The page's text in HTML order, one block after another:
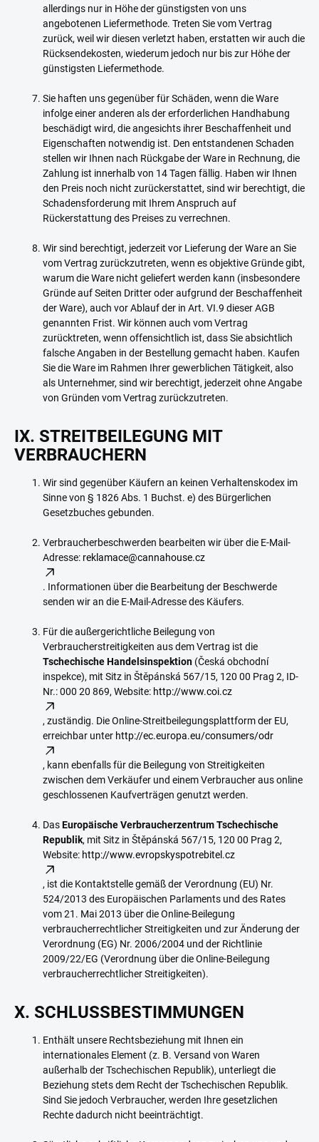
allerdings nur in Höhe der günstigsten von uns
angebotenen Liefermethode. Treten Sie vom Vertrag
zurück, weil wir diesen verletzt haben, erstatten wir auch die
Rücksendekosten, wiederum jedoch nur bis zur Höhe der
günstigsten Liefermethode.
Sie haften uns gegenüber für Schäden, wenn die Ware
infolge einer anderen als der erforderlichen Handhabung
beschädigt wird, die angesichts ihrer Beschaffenheit und
Eigenschaften notwendig ist. Den entstandenen Schaden
stellen wir Ihnen nach Rückgabe der Ware in Rechnung, die
Zahlung ist innerhalb von 14 Tagen fällig. Haben wir Ihnen
den Preis noch nicht zurückerstattet, sind wir berechtigt, die
Schadensforderung mit Ihrem Anspruch auf
Rückerstattung des Preises zu verrechnen.
Wir sind berechtigt, jederzeit vor Lieferung der Ware an Sie
vom Vertrag zurückzutreten, wenn es objektive Gründe gibt,
warum die Ware nicht geliefert werden kann (insbesondere
Gründe auf Seiten Dritter oder aufgrund der Beschaffenheit
der Ware), auch vor Ablauf der in Art. VI.9 dieser AGB
genannten Frist. Wir können auch vom Vertrag
zurücktreten, wenn offensichtlich ist, dass Sie absichtlich
falsche Angaben in der Bestellung gemacht haben. Kaufen
Sie die Ware im Rahmen Ihrer gewerblichen Tätigkeit, also
als Unternehmer, sind wir berechtigt, jederzeit ohne Angabe
von Gründen vom Vertrag zurückzutreten.
IX. STREITBEILEGUNG MIT
VERBRAUCHERN
Wir sind gegenüber Käufern an keinen Verhaltenskodex im
Sinne von § 1826 Abs. 1 Buchst. e) des Bürgerlichen
Gesetzbuches gebunden.
Verbraucherbeschwerden bearbeiten wir über die E-Mail-
Adresse: reklamace@cannahouse.cz
. Informationen über die Bearbeitung der Beschwerde
senden wir an die E-Mail-Adresse des Käufers.
Für die außergerichtliche Beilegung von
Verbraucherstreitigkeiten aus dem Vertrag ist die
Tschechische Handelsinspektion (Česká obchodní
inspekce), mit Sitz in Štěpánská 567/15, 120 00 Prag 2, ID-
Nr.: 000 20 869, Website: http://www.coi.cz
, zuständig. Die Online-Streitbeilegungsplattform der EU,
erreichbar unter http://ec.europa.eu/consumers/odr
, kann ebenfalls für die Beilegung von Streitigkeiten
zwischen dem Verkäufer und einem Verbraucher aus online
geschlossenen Kaufverträgen genutzt werden.
DasEuropäische Verbraucherzentrum Tschechische
Republik, mit Sitz in Štěpánská 567/15, 120 00 Prag 2,
Website: http://www.evropskyspotrebitel.cz
, ist die Kontaktstelle gemäß der Verordnung (EU) Nr.
524/2013 des Europäischen Parlaments und des Rates
vom 21. Mai 2013 über die Online-Beilegung
verbraucherrechtlicher Streitigkeiten und zur Änderung der
Verordnung (EG) Nr. 2006/2004 und der Richtlinie
2009/22/EG (Verordnung über die Online-Beilegung
verbraucherrechtlicher Streitigkeiten).
X. SCHLUSSBESTIMMUNGEN
Enthält unsere Rechtsbeziehung mit Ihnen ein
internationales Element (z. B. Versand von Waren
außerhalb der Tschechischen Republik), unterliegt die
Beziehung stets dem Recht der Tschechischen Republik.
Sind Sie jedoch Verbraucher, werden Ihre gesetzlichen
Rechte dadurch nicht beeinträchtigt.